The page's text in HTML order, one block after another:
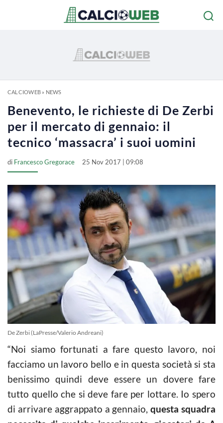
CALCIOWEB» NEWS
Benevento, le richieste di De Zerbi
per il mercato di gennaio: il
tecnico ‘massacra’ i suoi uomini
di Francesco Gregorace 25 Nov 2017 | 09:08
De Zerbi (LaPresse/Valerio Andreani)
“Noi siamo fortunati a fare questo lavoro, noi
facciamo un lavoro bello e in questa società si sta
benissimo quindi deve essere un dovere fare
tutto quello che si deve fare per lottare. Io spero
di arrivare aggrappato a gennaio,questa squadra